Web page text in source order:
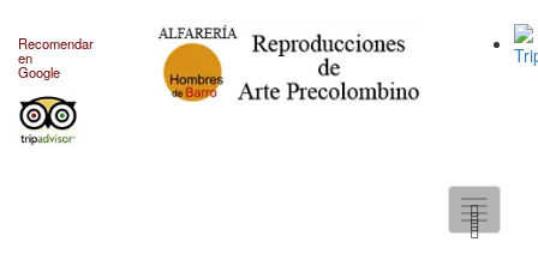
Recomendar
en
Google
Toggle